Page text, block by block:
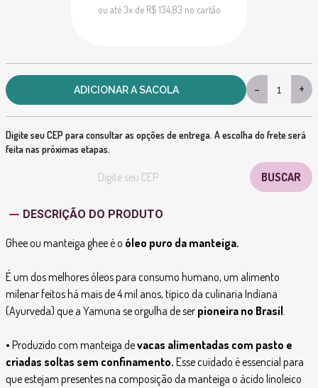
ou até 3x de R$ 134,83 no cartão
ADICIONAR A SACOLA - +
Digite seu CEP para consultar as opções de entrega. A escolha do frete será
feita nas próximas etapas.
DESCRIÇÃO DO PRODUTO
Ghee ou manteiga ghee é o óleo puro da manteiga.
É um dos melhores óleos para consumo humano, um alimento
milenar feitos há mais de 4 mil anos, típico da culinaria Indiana
(Ayurveda) que a Yamuna se orgulha de ser pioneira no Brasil.
• Produzido com manteiga devacas alimentadas com pasto e
criadas soltas sem confinamento. Esse cuidado é essencial para
que estejam presentes na composição da manteiga o ácido linoleico